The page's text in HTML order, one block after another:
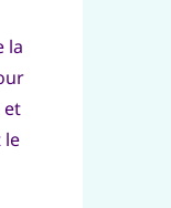
la
et
le